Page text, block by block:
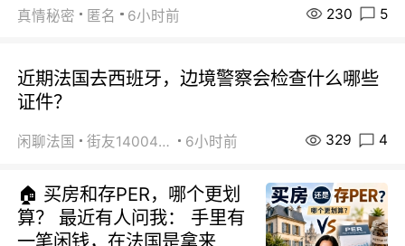
真情秘密 匿名 6小时前 230 5
近期法国去西班牙，边境警察会检查什么哪些
证件？
闲聊法国 街友14004820 6小时前 329 4
🏠 买房和存PER，哪个更划
算？ 最近有人问我： 手里有
一笔闲钱，在法国是拿来